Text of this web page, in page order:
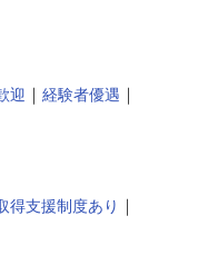
迎 ｜ 経験者優遇 ｜
得支援制度あり ｜